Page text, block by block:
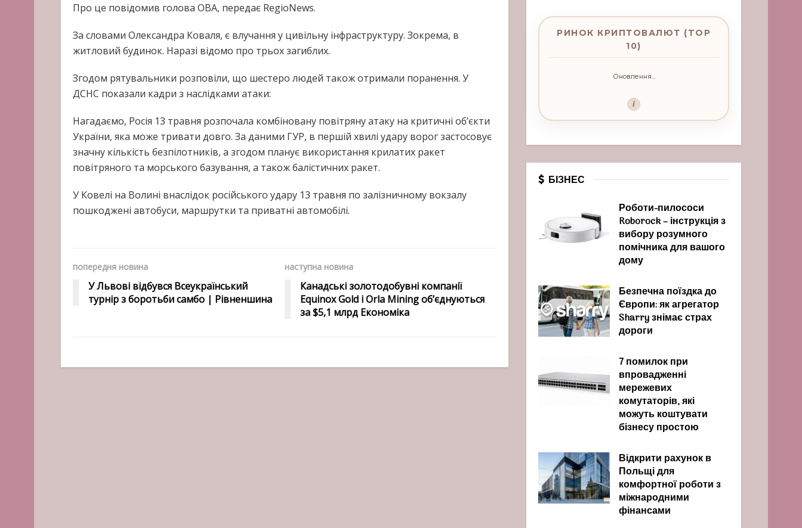
Про це повідомив голова ОВА, передає RegioNews.
За словами Олександра Коваля, є влучання у цивільну інфраструктуру. Зокрема, в
житловий будинок. Наразі відомо про трьох загиблих.
Згодом рятувальники розповіли, що шестеро людей також отримали поранення. У
ДСНС показали кадри з наслідками атаки:
Нагадаємо, Росія 13 травня розпочала комбіновану повітряну атаку на критичні об’єкти
України, яка може тривати довго. За даними ГУР, в першій хвилі удару ворог застосовує
значну кількість безпілотників, а згодом планує використання крилатих ракет
повітряного та морського базування, а також балістичних ракет.
У Ковелі на Волині внаслідок російського удару 13 травня по залізничному вокзалу
пошкоджені автобуси, маршрутки та приватні автомобілі.
попередня новина
У Львові відбувся Всеукраїнський
турнір з боротьби самбо | Рівненшина
наступна новина
Канадські золотодобувні компанії
Equinox Gold і Orla Mining об’єднуються
за $5,1 млрд Економіка
РИНОК КРИПТОВАЛЮТ (TOP
10)
Оновлення...
i
БІЗНЕС
Роботи-пилососи
Roborock – інструкція з
вибору розумного
помічника для вашого
дому
Безпечна поїздка до
Європи: як агрегатор
Sharry знімає страх
дороги
7 помилок при
впровадженні
мережевих
комутаторів, які
можуть коштувати
бізнесу простою
Відкрити рахунок в
Польщі для
комфортної роботи з
міжнародними
фінансами